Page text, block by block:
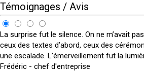
Témoignages / Avis
La surprise fut le silence. On ne m’avait
ceux des textes d’abord, ceux des
une escalade. L’émerveillement fut la
Frédéric - chef d'entreprise